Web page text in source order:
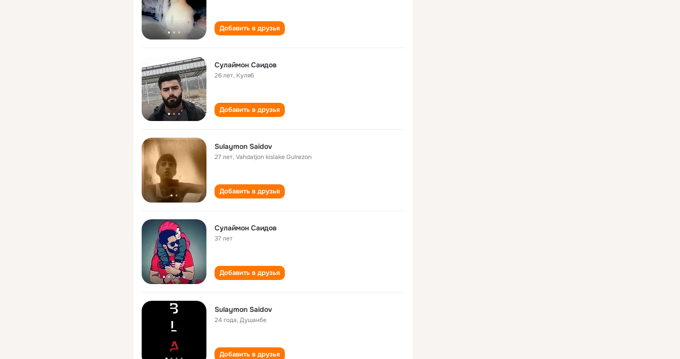
Добавить в друзья
Сулаймон Саидов
26 лет, Куляб
Добавить в друзья
Sulaymon Saidov
27 лет,Vahdatjon kislake Gulrezon
Добавить в друзья
Сулаймон Саидов
37 лет
Добавить в друзья
Sulaymon Saidov
24 года,Душанбе
Добавить в друзья